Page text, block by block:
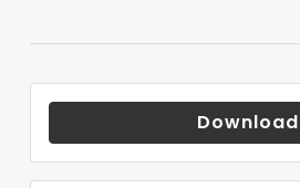
Download